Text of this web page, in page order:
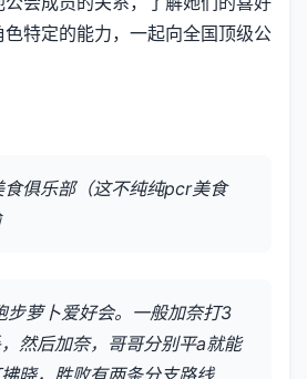
特定的能力，一起向全国顶级公
食俱乐部（这不纯纯pcr美食
步萝卜爱好会。一般加奈打3
然后加奈，哥哥分别平a就能
晓，胜败有两条分支路线